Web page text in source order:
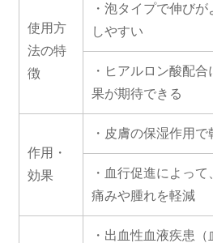
使用方
法の特
徴
・泡タイプで伸び
しやすい
・ヒアルロン酸配
果が期待できる
作用・
効果
・皮膚の保湿作用
・血行促進によっ
痛みや腫れを軽減
・出血性血液疾患